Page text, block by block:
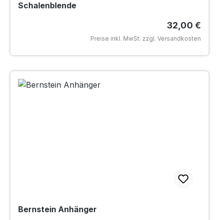
Schalenblende
Regulärer
32,00 €
Preise inkl. MwSt. zzgl. Versandkosten
Bernstein Anhänger